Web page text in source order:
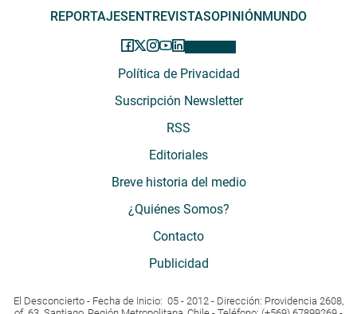
REPORTAJESENTREVISTASOPINIÓNMUNDO
Política de Privacidad
Suscripción Newsletter
RSS
Editoriales
Breve historia del medio
¿Quiénes Somos?
Contacto
Publicidad
El Desconcierto - Fecha de Inicio: 05 - 2012 - Dirección: Providencia 2608,